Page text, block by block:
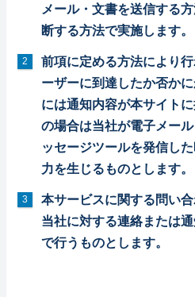
メール・文書を送信する
断する方法で実施します。
前項に定める方法により
ーザーに到達したか否か
には通知内容が本サイト
の場合は当社が電子メー
ッセージツールを発信し
力を生じるものとします。
本サービスに関する問い
当社に対する連絡または
で行うものとします。